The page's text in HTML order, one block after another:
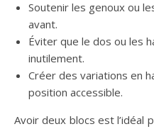
Soutenir les genoux ou
avant.
Éviter que le dos ou les
inutilement.
Créer des variations en
position accessible.
Avoir deux blocs est l’idéal